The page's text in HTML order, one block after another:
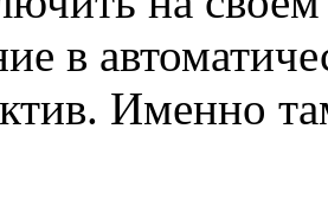
в
Именно